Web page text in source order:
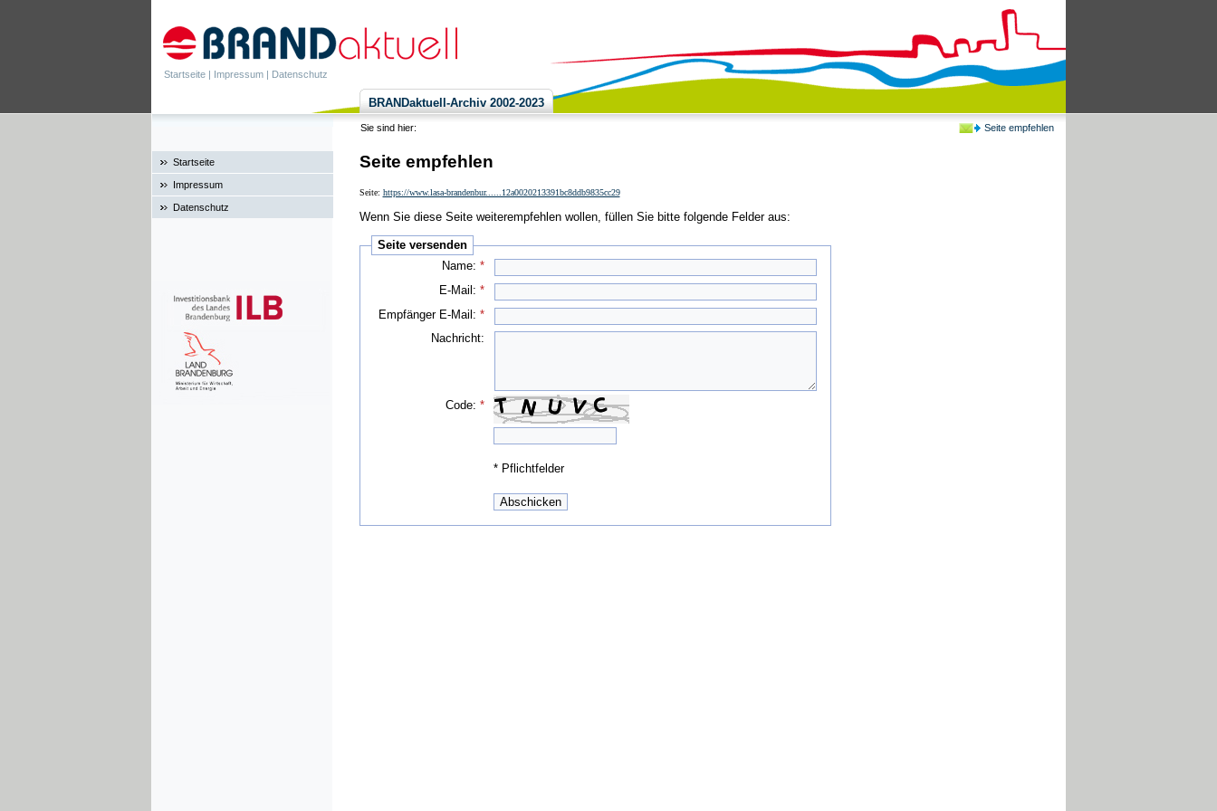
Startseite | Impressum | Datenschutz
Seite empfehlen
BRANDaktuell-Archiv 2002-2023
Sie sind hier:
Startseite
Impressum
Datenschutz
Seite empfehlen
Seite: https://www.lasa-brandenbur......12a0020213391bc8ddb9835cc29
Wenn Sie diese Seite weiterempfehlen wollen, füllen Sie bitte folgende Felder aus:
Seite versenden
Name:*
E-Mail:*
Empfänger E-Mail:*
Nachricht:
Code:*
* Pflichtfelder